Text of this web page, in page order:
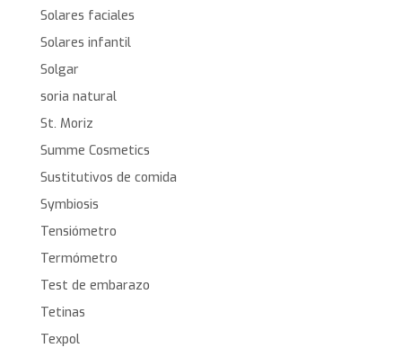
Solares faciales
Solares infantil
Solgar
soria natural
St. Moriz
Summe Cosmetics
Sustitutivos de comida
Symbiosis
Tensiómetro
Termómetro
Test de embarazo
Tetinas
Texpol